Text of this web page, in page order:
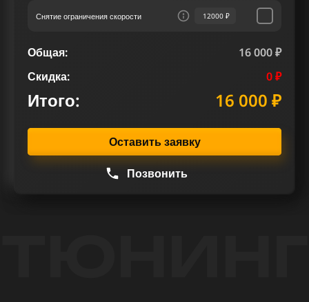
Снятие ограничения скорости 12000 ₽
Общая:
16 000 ₽
Скидка:
0 ₽
Итого: 16 000 ₽
Оставить заявку
Позвонить